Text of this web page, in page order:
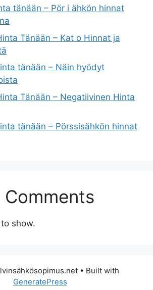
tänään – Pör i ähkön hinnat
Tänään – Kat o Hinnat ja
tänään – Näin hyödyt
Tänään – Negatiivinen Hinta
tänään – Pörssisähkön hinnat
Comments
show.
• Built with
GeneratePress